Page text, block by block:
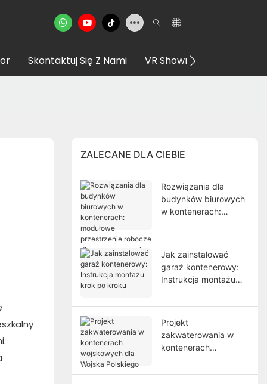
Skontaktuj Się Z Nami VR Showroom
ZALECANE DLA CIEBIE
Rozwiązania dla
budynków biurowych
w kontenerach:
przestrzenie robocze
dla nowoczesnych
projektów
Jak zainstalować
garaż kontenerowy:
Instrukcja montażu
Projekt
zakwaterowania w
kontenerach
Wojska Polskiego